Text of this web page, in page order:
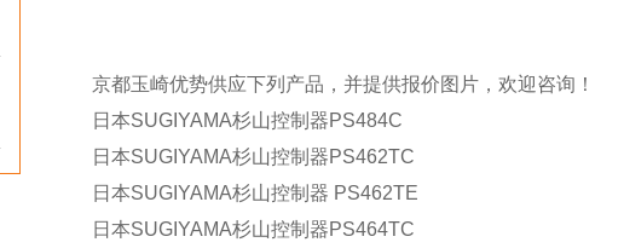
京都玉崎优势供应下列产品，并提供报价图片，欢迎咨询！
日本SUGIYAMA杉山控制器PS484C
日本SUGIYAMA杉山控制器PS462TC
日本SUGIYAMA杉山控制器 PS462TE
日本SUGIYAMA杉山控制器PS464TC